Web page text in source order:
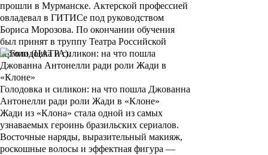
прошли в Мурманске. Актерской профессией
овладевал в ГИТИСе под руководством
Бориса Морозова. По окончании обучения
был принят в труппу Театра Российской
Армии (ЦАТРА).
Голодовка и силикон: на что пошла Джованна
Антонелли ради роли Жади в «Клоне»
Жади из «Клона» стала одной из самых
узнаваемых героинь бразильских сериалов.
Восточные наряды, выразительный макияж,
роскошные волосы и эффектная фигура —